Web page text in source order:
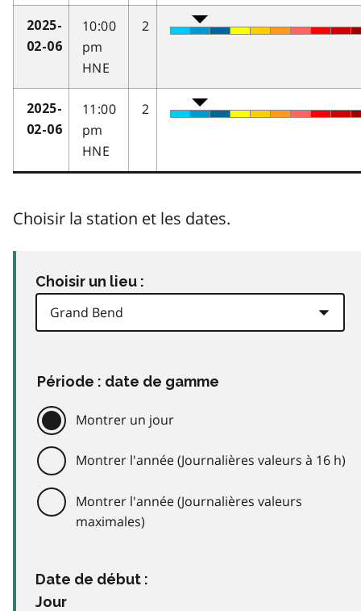
2025-
02-06
10:00
pm
HNE
2
2025-
02-06
11:00
pm
HNE
2
Choisir la station et les dates.
Choisir un lieu :
Période : date de gamme
Montrer un jour
Montrer l'année (Journalières valeurs à 16 h)
Montrer l'année (Journalières valeurs
maximales)
Date de début :
Jour